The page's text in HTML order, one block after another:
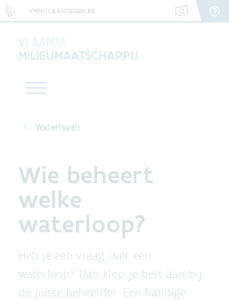
VMM.VLAANDEREN.BE
VLAAMSE
MILIEUMAATSCHAPPIJ
Waterlopen
Wie beheert
welke
waterloop?
Heb je een vraag over een
waterloop? Dan klop je best aan bij
de juiste beheerder. Een handige